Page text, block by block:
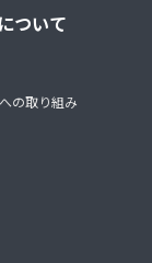
ついて
の取り組み